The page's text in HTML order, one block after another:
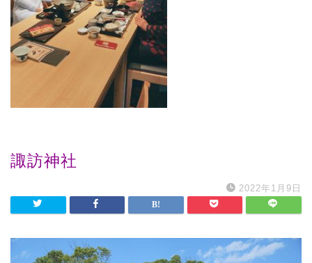
諏訪神社
2022年1月9日